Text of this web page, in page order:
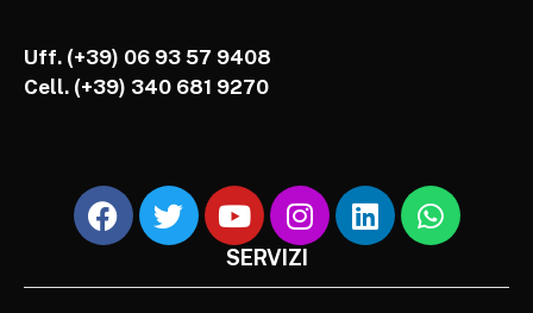
Uff. (+39) 06 93 57 9408
Cell. (+39) 340 681 9270
SERVIZI